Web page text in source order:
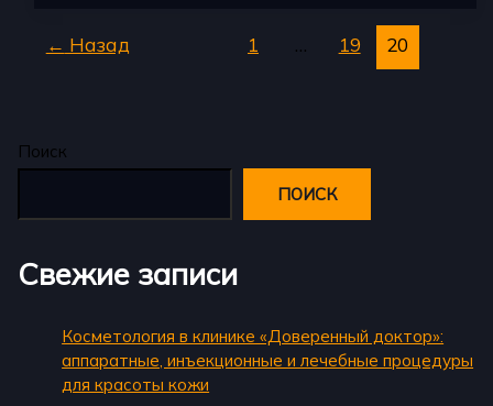
Поиск
ПОИСК
Свежие записи
Косметология в клинике «Доверенный доктор»:
аппаратные, инъекционные и лечебные процедуры
для красоты кожи
для
← Назад 1 … 19 20